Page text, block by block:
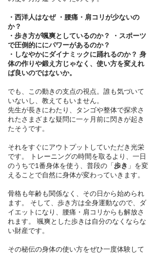
・西洋人はなぜ ・腰痛・肩コリが少ないの
か？
・歩き方が颯爽としているのか？ ・スポーツ
で圧倒的ににパワーがあるのか？
・しなやかにダイナミックに踊れるのか？ 身
体の作りや鍛え方じゃなく、使い方を変えれ
ば良いのではないか。
でも、この動きの支点の視点。誰も気づいて
いないし、教えてもいません。
先生が長きにわたり、タンゴや整体で探求さ
れたさまざまな疑問に一ヶ月前に閃きが起き
たそうです。
それをすぐにアウトプットしていただき光栄
です。 トレーニングの時間を取るより、一日
のうちで1番身体を使う、普段の「歩き 」を変
えることで自然に身体が変わっていきます。
骨格も年齢も関係なく、その日から始められ
ます。 そして、歩き方は全身運動なので、ダ
イエットになり、腰痛・肩コリからも解放さ
れます。 颯爽とした歩きは自分のなくならな
い財産です。
その秘伝の身体の使い方をぜひ一度体験して